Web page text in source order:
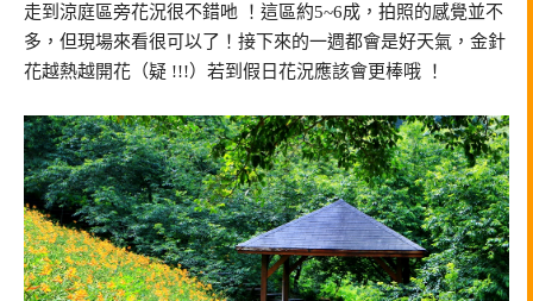
走到涼庭區旁花況很不錯吔 ！這區約5~6成，拍照的感覺並不
多，但現場來看很可以了！接下來的一週都會是好天氣，金針
花越熱越開花（疑 !!!）若到假日花況應該會更棒哦 ！